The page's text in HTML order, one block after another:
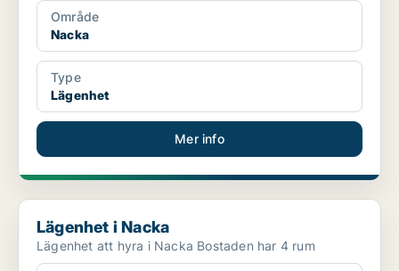
Område
Nacka
Type
Lägenhet
Mer info
Lägenhet i Nacka
Lägenhet i Nacka
Lägenhet att hyra i Nacka Bostaden har 4 rum